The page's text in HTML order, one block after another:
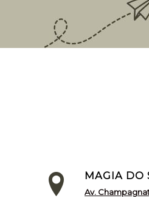
MAGIA DO
Av.